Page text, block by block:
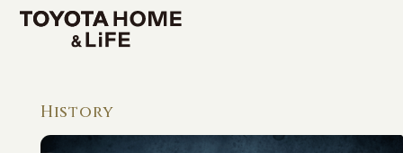
新築戸建
History